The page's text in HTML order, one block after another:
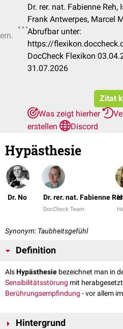
Dr. rer. nat. Fabienne
Frank Antwerpes, Marcel
Abrufbar unter:
https://
DocCheck Flexikon
31.07.2026
Zitat
Was zeigt hierher
erstellen
Discord
Hypästhesie
Dr. No Dr. rer. nat. Fabienne
DocCheck Team
Synonym: Taubheitsgefühl
Definition
AlsHypästhesie bezeichnet man in
Sensibilitätsstörung mit
Berührungsempfindung - vor allem
Hintergrund